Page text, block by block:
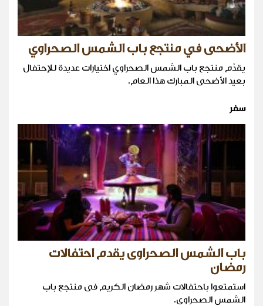
الأضحى في منتجع باب الشمس الصحراوي
يقدّم منتجع باب الشمس الصحراوي اختيارات عديدة للإحتفال
بعيد الأضحى المبارك هذا العام.
سفر
باب الشمس الصحراوى يقدم احتفالات
رمضان
استمتعوا باحتفالات شهر رمضان الكريم فى منتجع باب
الشمس الصحراوى.